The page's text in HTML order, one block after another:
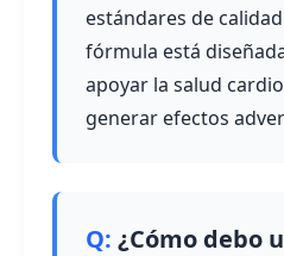
estándares de
fórmula está
apoyar la salud
generar efectos
¿Cómo debo